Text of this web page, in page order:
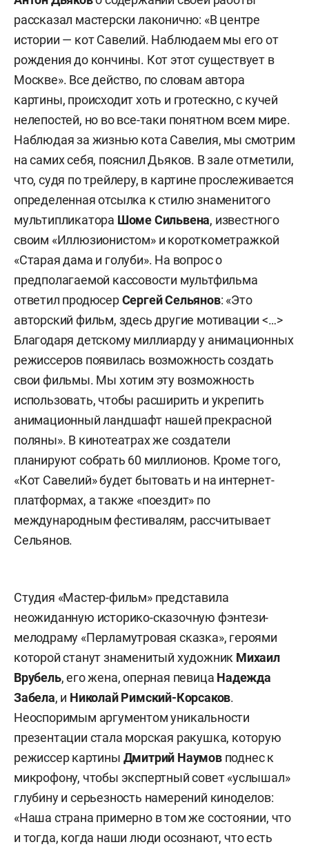
рассказал мастерски лаконично: «В центре
истории — кот Савелий. Наблюдаем мы его от
рождения до кончины. Кот этот существует в
Москве». Все действо, по словам автора
картины, происходит хоть и гротескно, с кучей
нелепостей, но во все-таки понятном всем мире.
Наблюдая за жизнью кота Савелия, мы смотрим
на самих себя, пояснил Дьяков. В зале отметили,
что, судя по трейлеру, в картине прослеживается
определенная отсылка к стилю знаменитого
мультипликатора Шоме Сильвена, известного
своим «Иллюзионистом» и короткометражкой
«Старая дама и голуби». На вопрос о
предполагаемой кассовости мультфильма
ответил продюсерСергей Сельянов: «Это
авторский фильм, здесь другие мотивации <…>
Благодаря детскому миллиарду у анимационных
режиссеров появилась возможность создать
свои фильмы. Мы хотим эту возможность
использовать, чтобы расширить и укрепить
анимационный ландшафт нашей прекрасной
поляны». В кинотеатрах же создатели
планируют собрать 60 миллионов. Кроме того,
«Кот Савелий» будет бытовать и на интернет-
платформах, а также «поездит» по
международным фестивалям, рассчитывает
Сельянов.
Студия «Мастер-фильм» представила
неожиданную историко-сказочную фэнтези-
мелодраму «Перламутровая сказка», героями
которой станут знаменитый художник Михаил
Врубель, его жена, оперная певица Надежда
Забела, и Николай Римский-Корсаков.
Неоспоримым аргументом уникальности
презентации стала морская ракушка, которую
режиссер картины Дмитрий Наумовподнес к
микрофону, чтобы экспертный совет «услышал»
глубину и серьезность намерений киноделов:
«Наша страна примерно в том же состоянии, что
и тогда, когда наши люди осознают, что есть